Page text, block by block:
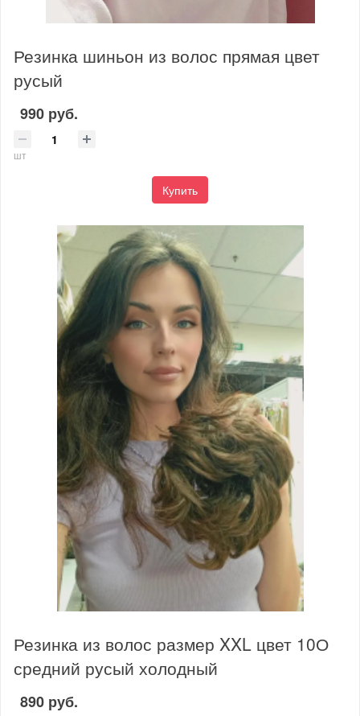
Резинка шиньон из волос прямая цвет
русый
990 руб.
шт
Купить
Резинка из волос размер XXL цвет 10О
средний русый холодный
890 руб.